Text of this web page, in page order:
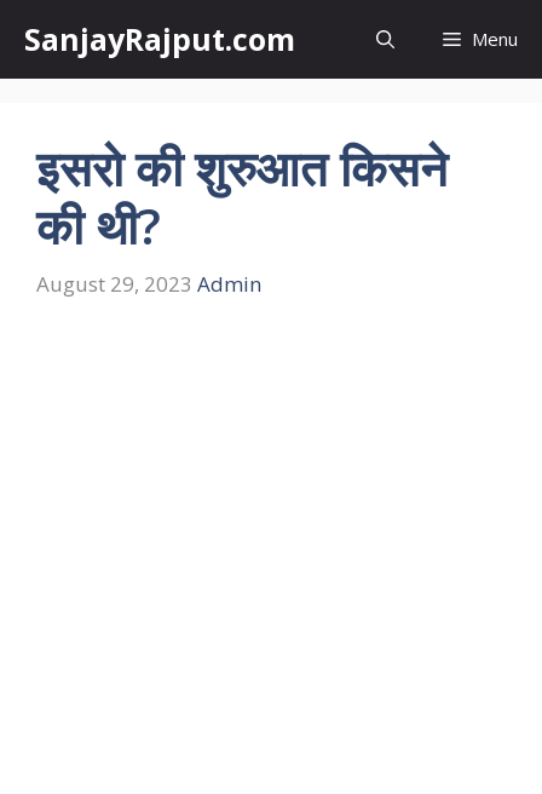
content
SanjayRajput.com Menu
इसरो की शुरुआत किसने
की थी?
August 29, 2023 Admin